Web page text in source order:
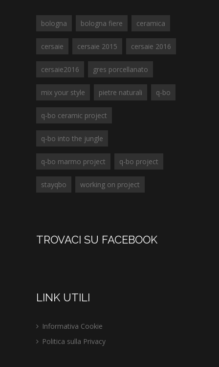
bologna bologna fiere ceramica
cersaie cersaie 2015 cersaie 2016
cersaie2016 gres porcellanato
mix your style pietre naturali q-bo
q-bo ceramic project
q-bo into the jungle
q-bo marmo project q-bo project
stayqbo working on project
TROVACI SU FACEBOOK
LINK UTILI
Informativa Cookie
Politica sulla Privacy